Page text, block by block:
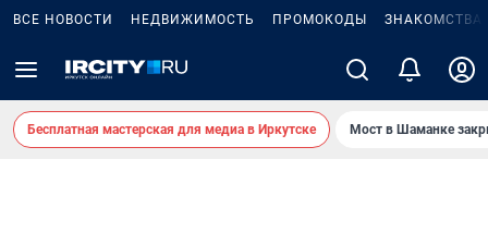
ВСЕ НОВОСТИ НЕДВИЖИМОСТЬ ПРОМОКОДЫ ЗНАКОМСТВА
Бесплатная мастерская для медиа в Иркутске Мост в Шаманке